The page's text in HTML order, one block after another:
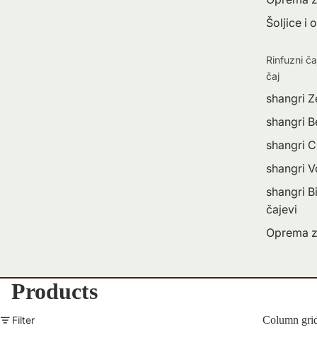
Šoljice i
Rinfuzni
čaj
shangri
shangri
shangri
shangri
shangri
čajevi
Oprema
Products
Filter Column